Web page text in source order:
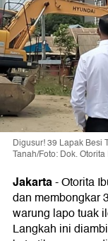
Digusur! 39 Lapak Besi
Tanah/Foto: Dok. Otorita
Jakarta-Otorita
dan membongkar
warung lapo tuak
Langkah ini